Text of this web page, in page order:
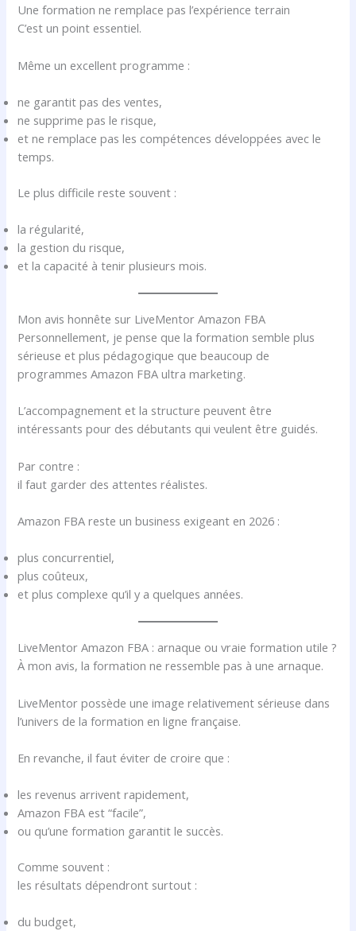
Une formation ne remplace pas l’expérience terrain
C’est un point essentiel.
Même un excellent programme :
ne garantit pas des ventes,
ne supprime pas le risque,
et ne remplace pas les compétences développées avec le
temps.
Le plus difficile reste souvent :
la régularité,
la gestion du risque,
et la capacité à tenir plusieurs mois.
Mon avis honnête sur LiveMentor Amazon FBA
Personnellement, je pense que la formation semble plus
sérieuse et plus pédagogique que beaucoup de
programmes Amazon FBA ultra marketing.
L’accompagnement et la structure peuvent être
intéressants pour des débutants qui veulent être guidés.
Par contre :
il faut garder des attentes réalistes.
Amazon FBA reste un business exigeant en 2026 :
plus concurrentiel,
plus coûteux,
et plus complexe qu’il y a quelques années.
LiveMentor Amazon FBA : arnaque ou vraie formation utile ?
À mon avis, la formation ne ressemble pas à une arnaque.
LiveMentor possède une image relativement sérieuse dans
l’univers de la formation en ligne française.
En revanche, il faut éviter de croire que :
les revenus arrivent rapidement,
Amazon FBA est “facile”,
ou qu’une formation garantit le succès.
Comme souvent :
les résultats dépendront surtout :
du budget,